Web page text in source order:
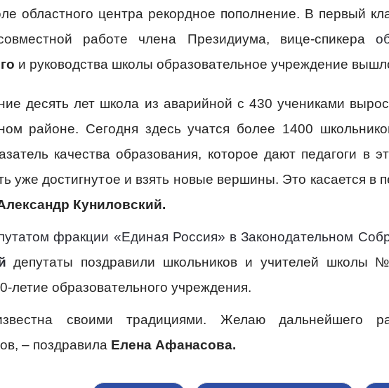
областного центра рекордное пополнение. В первый
работе члена Президиума, вице-спикера
и руководства школы образовательное учреждение
десять лет школа из аварийной с 430 учениками
районе. Сегодня здесь учатся более 1400
качества образования, которое дают педагоги
уже достигнутое и взять новые вершины. Это касается в
Куниловский.
фракции «Единая Россия» в Законодательном
депутаты поздравили школьников и учителей школы
летие образовательного учреждения.
своими традициями. Желаю дальнейшего
– поздравила Елена Афанасова.